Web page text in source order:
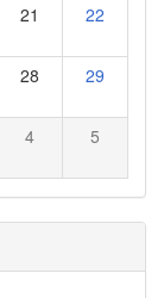
21 22
28 29
4 5